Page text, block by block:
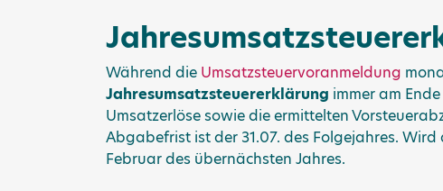
Während die Umsatzsteuervoranmeldung
Jahresumsatzsteuererklärung immer am
Umsatzerlöse sowie die ermittelten
Abgabefrist ist der 31.07. des Folgejahres.
Februar des übernächsten Jahres.